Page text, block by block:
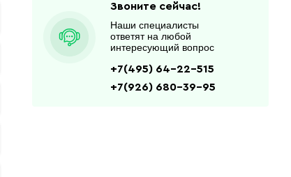
Звоните сейчас!
Наши специалисты
ответят на любой
интересующий вопрос
+7(495) 64-22-515
+7(926) 680-39-95